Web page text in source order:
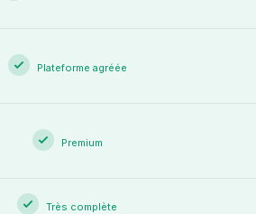
Plateforme agréée
Premium
Très complète